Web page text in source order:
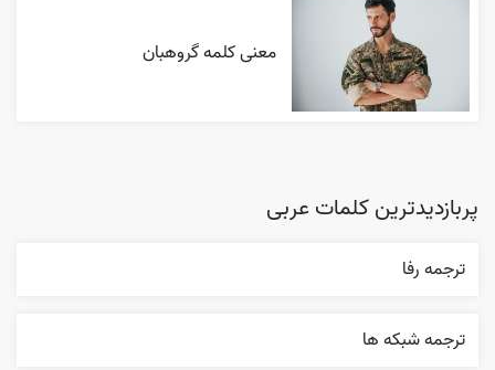
معنی کلمه گروهبان
پربازدیدترین کلمات عربی
ترجمه رفا
ترجمه شبکه ها